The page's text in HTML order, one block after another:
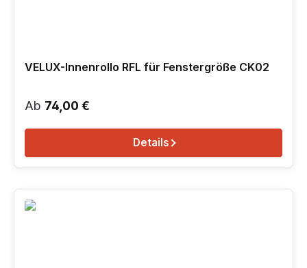
VELUX-Innenrollo RFL für Fenstergröße CK02
Regulärer Preis:
Ab 74,00 €
Details